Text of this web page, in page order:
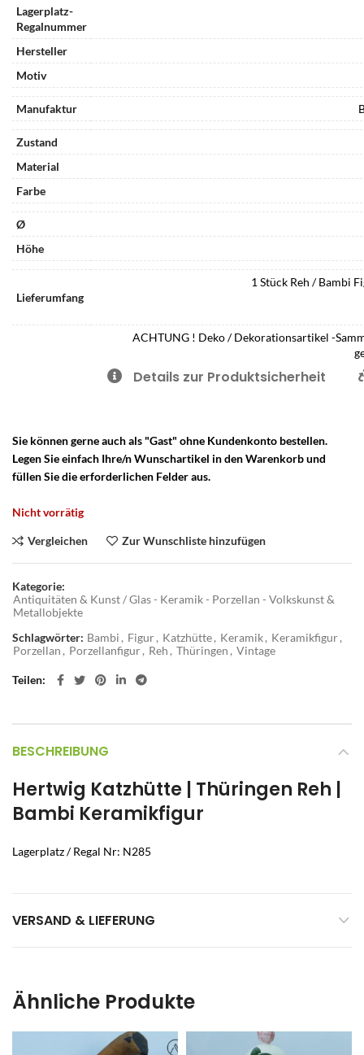
Lagerplatz-
Regalnummer
Hersteller
Motiv
Manufaktur
Zustand
Material
Farbe
Ø
Höhe
Lieferumfang
1 Stück Reh / Bambi
ACHTUNG ! Deko / Dekorationsartikel -
Details zur Produktsicherheit
Sie können gerne auch als "Gast" ohne Kundenkonto bestellen.
Legen Sie einfach Ihre/n Wunschartikel in den Warenkorb und
füllen Sie die erforderlichen Felder aus.
Nicht vorrätig
Vergleichen Zur Wunschliste hinzufügen
Kategorie:
Antiquitäten & Kunst / Glas - Keramik - Porzellan - Volkskunst &
Metallobjekte
Schlagwörter: Bambi , Figur, Katzhütte, Keramik, Keramikfigur,
Porzellan , Porzellanfigur, Reh , Thüringen , Vintage
Teilen
BESCHREIBUNG
Hertwig Katzhütte | Thüringen Reh |
Bambi Keramikfigur
Lagerplatz / Regal Nr: N285
VERSAND & LIEFERUNG
Ähnliche Produkte